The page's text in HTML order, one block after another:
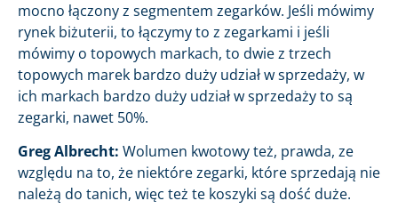
mocno łączony z segmentem zegarków. Jeśli mówimy
rynek biżuterii, to łączymy to z zegarkami i jeśli
mówimy o topowych markach, to dwie z trzech
topowych marek bardzo duży udział w sprzedaży, w
ich markach bardzo duży udział w sprzedaży to są
zegarki, nawet 50%.
Greg Albrecht: Wolumen kwotowy też, prawda, ze
względu na to, że niektóre zegarki, które sprzedają nie
należą do tanich, więc też te koszyki są dość duże.